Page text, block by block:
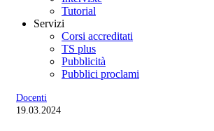
Tutorial
Servizi
Corsi accreditati
TS plus
Pubblicità
Pubblici proclami
Docenti
19.03.2024